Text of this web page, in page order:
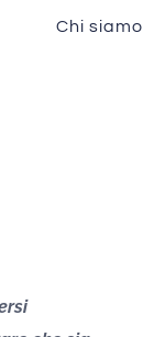
Chi siamo